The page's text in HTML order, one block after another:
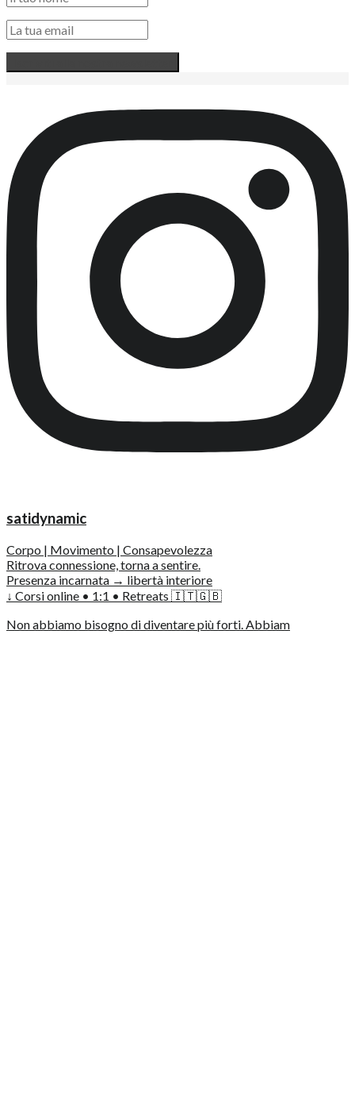
satidynamic
Corpo | Movimento | Consapevolezza
Ritrova connessione, torna a sentire.
Presenza incarnata → libertà interiore
↓ Corsi online • 1:1 • Retreats 🇮🇹🇬🇧
Non abbiamo bisogno di diventare più forti. Abbiam